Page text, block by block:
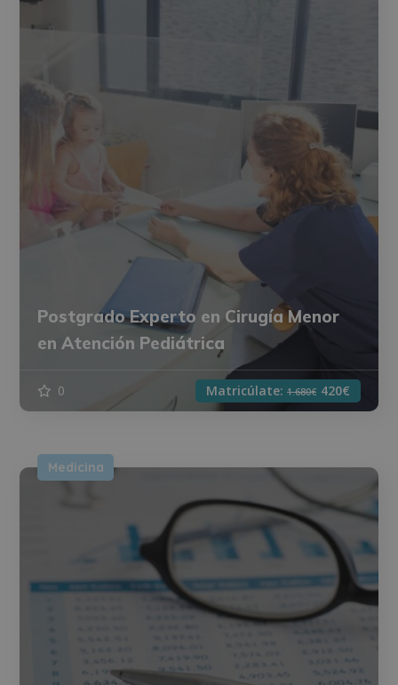
Postgrado Experto en Cirugía Menor
en Atención Pediátrica
0 Matricúlate: 1.680€ 420€
Medicina